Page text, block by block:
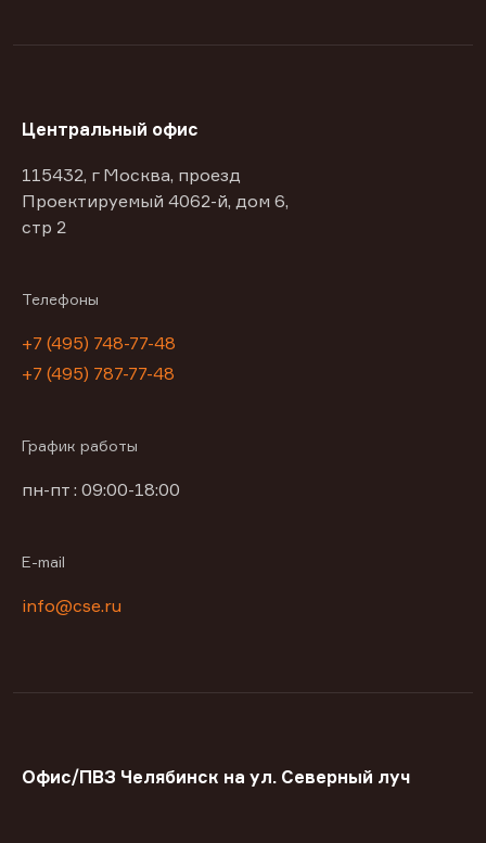
Центральный офис
115432, г Москва, проезд
Проектируемый 4062-й, дом 6,
стр 2
Телефоны
+7 (495) 748-77-48
+7 (495) 787-77-48
График работы
пн-пт : 09:00-18:00
E-mail
info@cse.ru
Офис/ПВЗ Челябинск на ул. Северный луч